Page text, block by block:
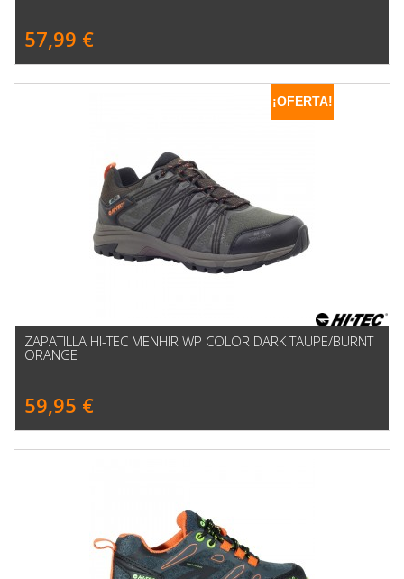
57,99 €
¡OFERTA!
ZAPATILLA HI-TEC MENHIR WP COLOR DARK TAUPE/BURNT
ORANGE
59,95 €